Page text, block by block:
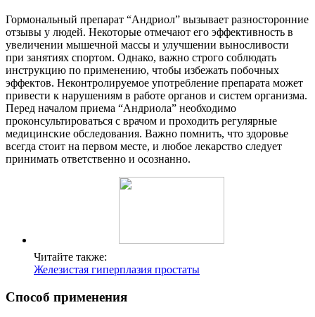
Гормональный препарат “Андриол” вызывает разносторонние
отзывы у людей. Некоторые отмечают его эффективность в
увеличении мышечной массы и улучшении выносливости
при занятиях спортом. Однако, важно строго соблюдать
инструкцию по применению, чтобы избежать побочных
эффектов. Неконтролируемое употребление препарата может
привести к нарушениям в работе органов и систем организма.
Перед началом приема “Андриола” необходимо
проконсультироваться с врачом и проходить регулярные
медицинские обследования. Важно помнить, что здоровье
всегда стоит на первом месте, и любое лекарство следует
принимать ответственно и осознанно.
Читайте также:
Железистая гиперплазия простаты
Способ применения